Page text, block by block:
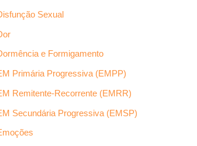
Sexual
e Formigamento
Primária Progressiva (EMPP)
Remitente-Recorrente (EMRR)
Secundária Progressiva (EMSP)